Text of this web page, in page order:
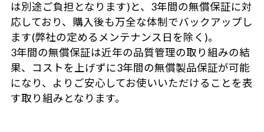
は別途ご負担となります)と、3年間の無償保証に対
応しており、購入後も万全な体制でバックアップし
ます(弊社の定めるメンテナンス日を除く)。
3年間の無償保証は近年の品質管理の取り組みの結
果、コストを上げずに3年間の無償製品保証が可能
になり、よりご安心してお使いいただけることを表
す取り組みとなります。